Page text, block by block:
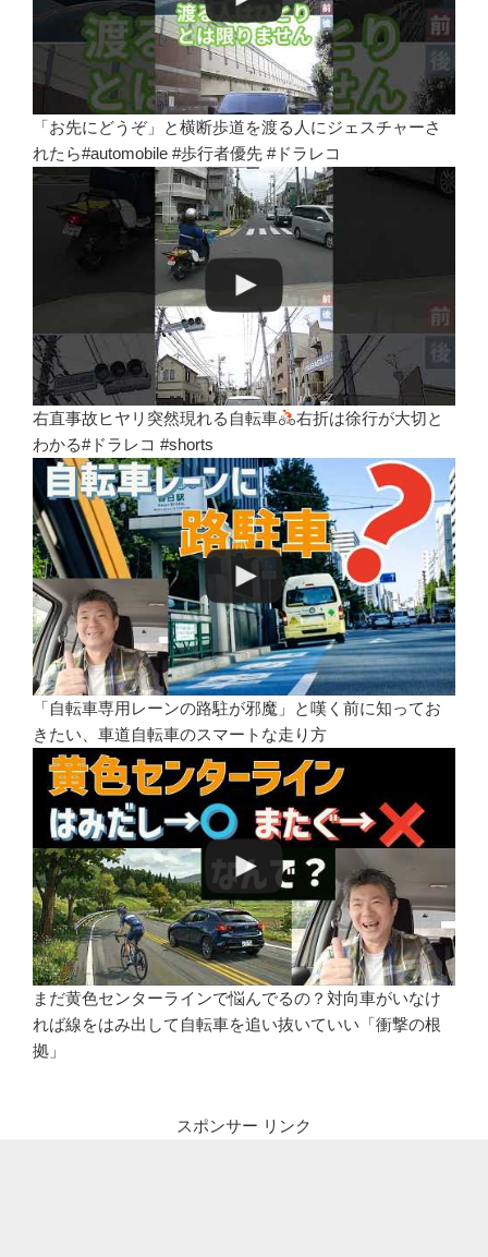
「お先にどうぞ」と横断歩道を渡る人にジェスチャーさ
れたら#automobile #歩行者優先 #ドラレコ
右直事故ヒヤリ突然現れる自転車
右折は徐行が大切と
わかる#ドラレコ #shorts
「自転車専用レーンの路駐が邪魔」と嘆く前に知ってお
きたい、車道自転車のスマートな走り方
まだ黄色センターラインで悩んでるの？対向車がいなけ
れば線をはみ出して自転車を追い抜いていい「衝撃の根
拠」
スポンサー リンク